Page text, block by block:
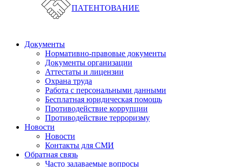
ПАТЕНТОВАНИЕ
Документы
Нормативно-правовые документы
Документы организации
Аттестаты и лицензии
Охрана труда
Работа с персональными данными
Бесплатная юридическая помощь
Противодействие коррупции
Противодействие терроризму
Новости
Новости
Контакты для СМИ
Обратная связь
Часто задаваемые вопросы